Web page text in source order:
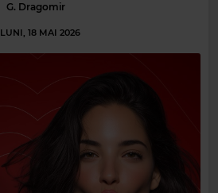
G. Dragomir
LUNI, 18 MAI 2026